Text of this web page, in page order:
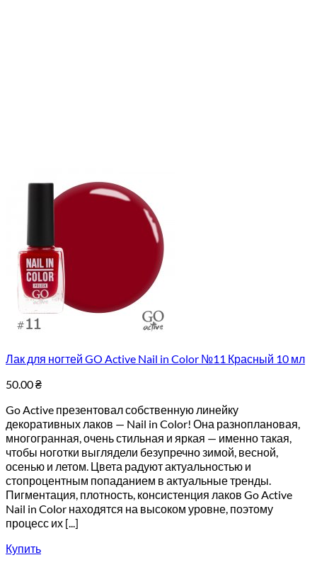
Лак для ногтей GO Active Nail in Color №11 Красный 10 мл
50.00₴
Go Active презентовал собственную линейку
декоративных лаков — Nail in Color! Она разноплановая,
многогранная, очень стильная и яркая — именно такая,
чтобы ноготки выглядели безупречно зимой, весной,
осенью и летом. Цвета радуют актуальностью и
стопроцентным попаданием в актуальные тренды.
Пигментация, плотность, консистенция лаков Go Active
Nail in Color находятся на высоком уровне, поэтому
процесс их [...]
Купить